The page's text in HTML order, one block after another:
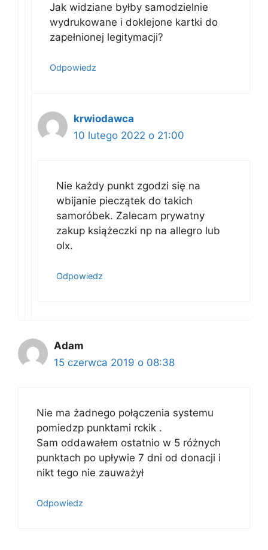
Jak widziane byłby samodzielnie
wydrukowane i doklejone kartki do
zapełnionej legitymacji?
Odpowiedz
krwiodawca
10 lutego 2022 o 21:00
Nie każdy punkt zgodzi się na
wbijanie pieczątek do takich
samoróbek. Zalecam prywatny
zakup książeczki np na allegro lub
olx.
Odpowiedz
Adam
15 czerwca 2019 o 08:38
Nie ma żadnego połączenia systemu
pomiedzp punktami rckik .
Sam oddawałem ostatnio w 5 różnych
punktach po upływie 7 dni od donacji i
nikt tego nie zauważył
Odpowiedz